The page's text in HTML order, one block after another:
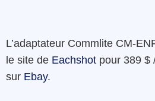
L’adaptateur Commlite CM-
le site de Eachshot pour 389 $
sur Ebay.